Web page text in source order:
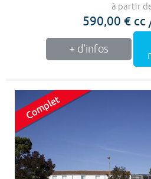
à partir
590,00 € cc
+ d'infos